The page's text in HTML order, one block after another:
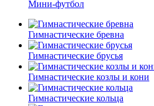
Мини-футбол
Гимнастические бревна
Гимнастические брусья
Гимнастические козлы и кони
Гимнастические кольца